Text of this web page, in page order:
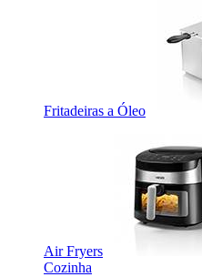
Fritadeiras a Óleo
Air Fryers
Cozinha